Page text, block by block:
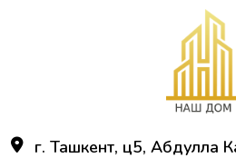
г. Ташкент, ц5, Абдулла